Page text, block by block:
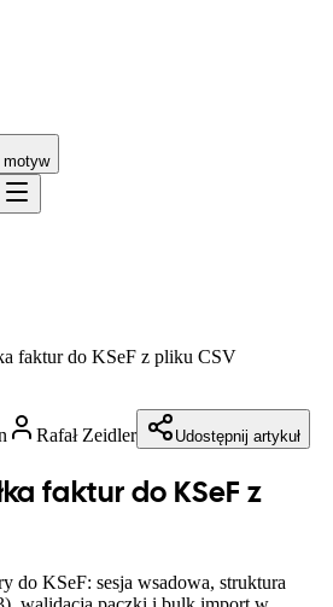
motyw
faktur do KSeF z pliku CSV
Rafał Zeidler Udostępnij artykuł
faktur do KSeF z
do KSeF: sesja wsadowa, struktura